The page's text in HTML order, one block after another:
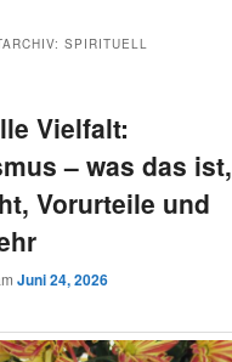
SPIRITUELL
Vielfalt:
– was das ist,
Vorurteile und
Juni 24, 2026